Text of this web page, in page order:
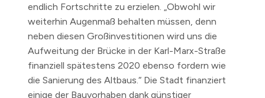
endlich Fortschritte zu erzielen. „Obwohl wir
weiterhin Augenmaß behalten müssen, denn
neben diesen Großinvestitionen wird uns die
Aufweitung der Brücke in der Karl-Marx-Straße
finanziell spätestens 2020 ebenso fordern wie
die Sanierung des Altbaus.“ Die Stadt finanziert
einige der Bauvorhaben dank günstiger